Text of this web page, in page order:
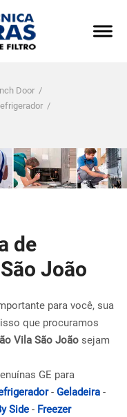
Door /
/
de
João
para você, sua
que procuramos
Vila São João sejam
GE para
- Geladeira -
Side - Freezer